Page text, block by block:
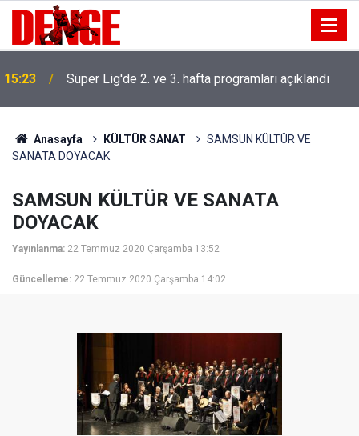
15:23 Süper Lig'de 2. ve 3. hafta programları açıklandı
Anasayfa KÜLTÜR SANAT
SAMSUN KÜLTÜR VE
SANATA DOYACAK
SAMSUN KÜLTÜR VE SANATA
DOYACAK
Yayınlanma: 22 Temmuz 2020 Çarşamba 13:52
Güncelleme: 22 Temmuz 2020 Çarşamba 14:02